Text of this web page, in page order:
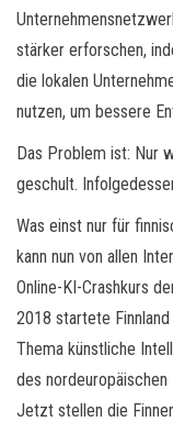
stärker erforschen,
die lokalen
nutzen, um bessere
Das Problem ist: Nur
geschult.
Was einst nur für
kann nun von allen
Online-KI-Crashkurs
2018 startete
Thema künstliche
des
Jetzt stellen die